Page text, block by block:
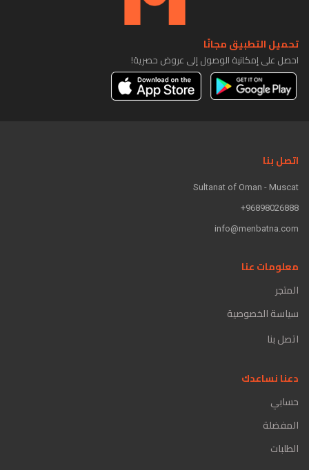
تحميل التطبيق مجانًا
احصل على إمكانية الوصول إلى عروض حصرية!
اتصل بنا
Sultanat of Oman - Muscat
96898026888+
info@menbatna.com
معلومات عنا
المتجر
سياسة الخصوصية
اتصل بنا
دعنا نساعدك
حسابي
المفضلة
الطلبات